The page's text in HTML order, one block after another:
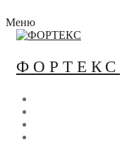
Меню
ФОРТЕКС